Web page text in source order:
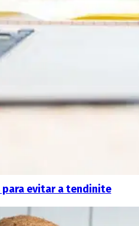
para evitar a tendinite